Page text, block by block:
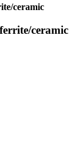
ceramic
ceramic